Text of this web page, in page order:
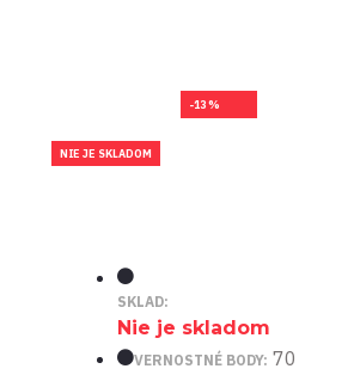
-13 %
NIE JE SKLADOM
SKLAD:
Nie je skladom
VERNOSTNÉ BODY: 70